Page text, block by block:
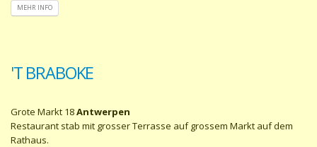
MEHR INFO
'T BRABOKE
Grote Markt 18Antwerpen
Restaurant stab mit grosser Terrasse auf grossem Markt auf dem
Rathaus.